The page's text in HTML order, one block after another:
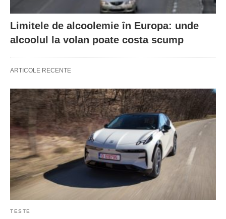
Limitele de alcoolemie în Europa: unde
alcoolul la volan poate costa scump
ARTICOLE RECENTE
TESTE